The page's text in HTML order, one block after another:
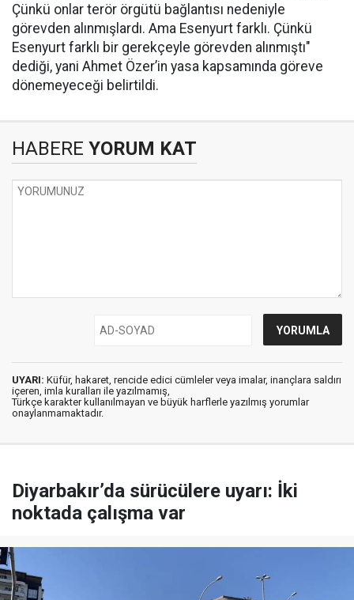
Çünkü onlar terör örgütü bağlantısı nedeniyle
görevden alınmışlardı. Ama Esenyurt farklı. Çünkü
Esenyurt farklı bir gerekçeyle görevden alınmıştı"
dediği, yani Ahmet Özer’in yasa kapsamında göreve
dönemeyeceği belirtildi.
HABERE YORUM KAT
UYARI: Küfür, hakaret, rencide edici cümleler veya imalar, inançlara saldırı
içeren, imla kuralları ile yazılmamış,
Türkçe karakter kullanılmayan ve büyük harflerle yazılmış yorumlar
onaylanmamaktadır.
Diyarbakır’da sürücülere uyarı: İki
noktada çalışma var